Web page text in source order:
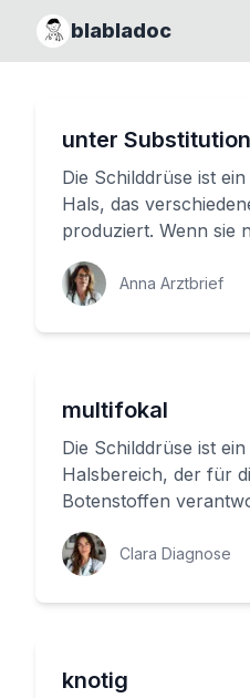
blabladoc
unter Substitution
Die Schilddrüse ist
Hals, das
produziert. Wenn sie
ordnungsgemäß
P...
Anna Arztbrief
multifokal
Die Schilddrüse ist
Halsbereich, der für
Botenstoffen
Hormone regulieren
Clara Diagnose
knotig